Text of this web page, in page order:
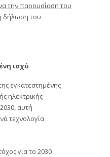
την παρουσίαση του
δήλωση του
ισχύ
εγκατεστημένης
ηλεκτρικής
αυτή
τεχνολογία
για το 2030